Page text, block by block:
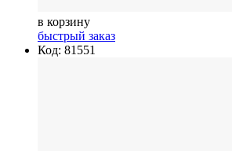
в корзину
быстрый заказ
Код: 81551